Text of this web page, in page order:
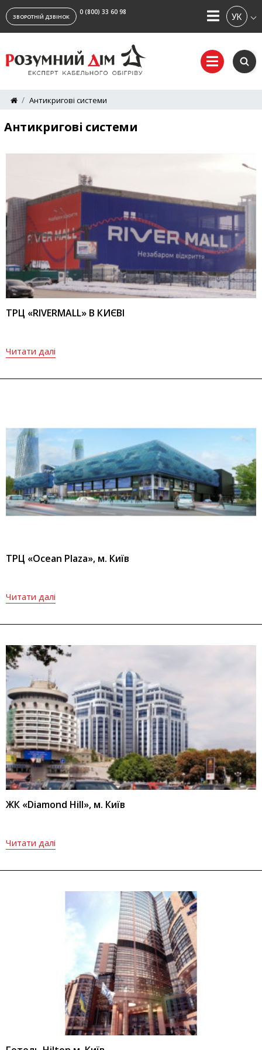
ЗВОРОТНІЙ ДЗВІНОК
0 (800) 33 60 98
Антикригові системи
Антикригові системи
ТРЦ «RIVERMALL» В КИЄВІ
Читати далі
ТРЦ «Ocean Plaza», м. Київ
Читати далі
ЖК «Diamond Hill», м. Київ
Читати далі